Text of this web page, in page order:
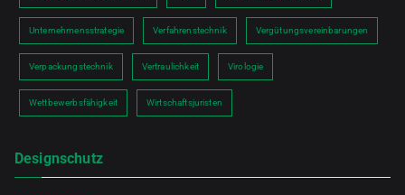
Unternehmensstrategie Verfahrenstechnik Vergütungsvereinbarungen
Verpackungstechnik Vertraulichkeit Virologie
Wettbewerbsfähigkeit Wirtschaftsjuristen
Designschutz